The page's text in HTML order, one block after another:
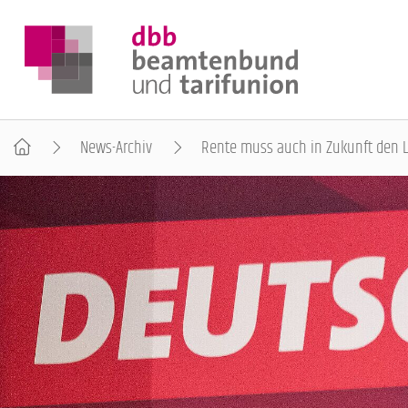
DER DBB
BEAMTINNEN & BEAMTE
ARBEITNEHMENDE
POLITIK & POSITIONEN
News-Archiv Rente muss auch in Zukunft den